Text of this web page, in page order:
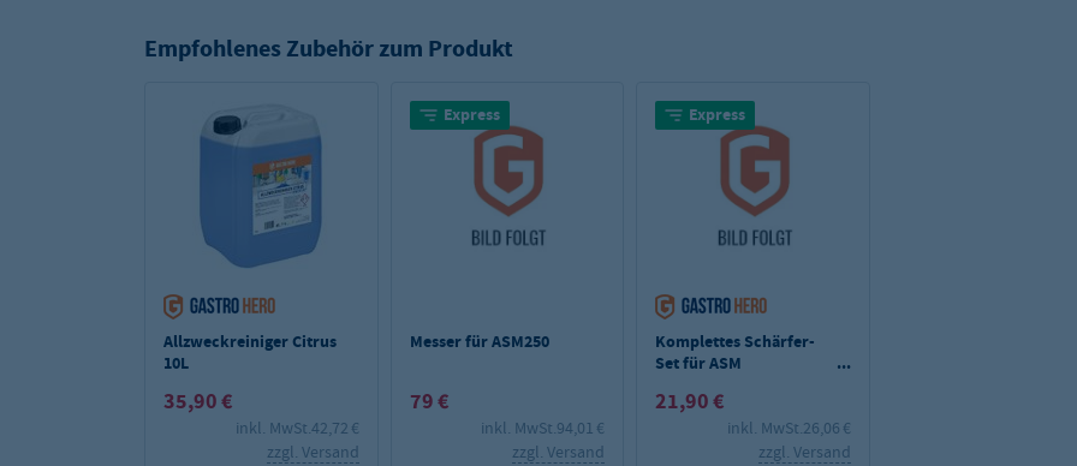
Empfohlenes Zubehör zum Produkt
Allzweckreiniger Citrus
10L
35,90 €
inkl. MwSt.42,72 €
zzgl. Versand
Express
Messer für ASM250
79 €
inkl. MwSt.94,01 €
zzgl. Versand
Express
Komplettes Schärfer-
Set für ASM
21,90 €
inkl. MwSt.26,06 €
zzgl. Versand